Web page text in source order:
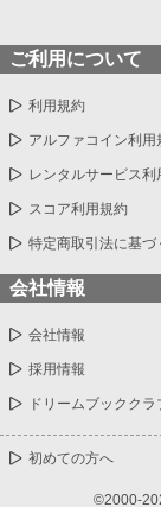
ご利用について
利用規約
アルファコイン利用
レンタルサービス利
スコア利用規約
特定商取引法に基づ
会社情報
会社情報
採用情報
ドリームブッククラ
初めての方へ
©2000-